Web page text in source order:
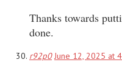
Thanks towards
done.
r92p0 June 12, 2025 at